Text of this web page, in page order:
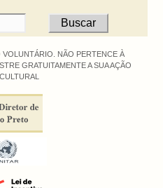
NÃO PERTENCE À
GRATUITAMENTE A SUA AÇÃO